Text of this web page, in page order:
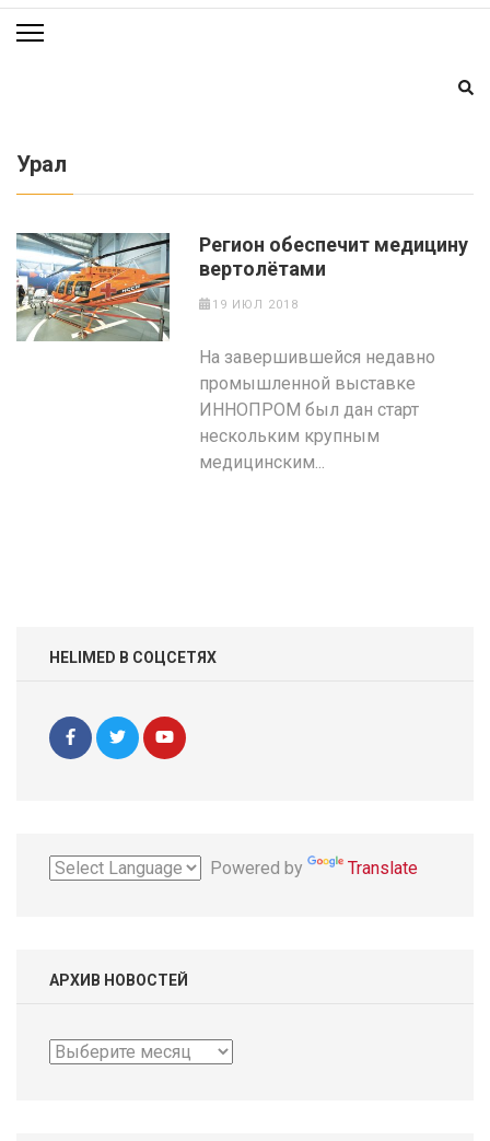
Урал
Регион обеспечит медицину
вертолётами
19 ИЮЛ 2018
На завершившейся недавно
промышленной выставке
ИННОПРОМ был дан старт
нескольким крупным
медицинским...
HELIMED В СОЦСЕТЯХ
Powered by Translate
АРХИВ НОВОСТЕЙ
Архив